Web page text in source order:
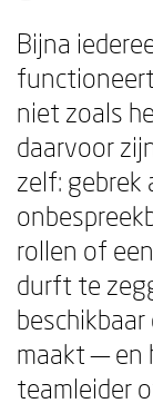
Bijna
niet zoals
daarvoor
zelf: gebrek
rollen of
durft te
maakt — en
teamleider